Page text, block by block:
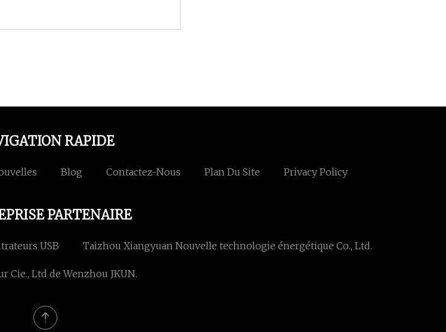
RAPIDE
Blog Contactez-Nous Plan Du Site Privacy Policy
PARTENAIRE
USB Taizhou Xiangyuan Nouvelle technologie énergétique Co., Ltd.
Cie., Ltd de Wenzhou JKUN.